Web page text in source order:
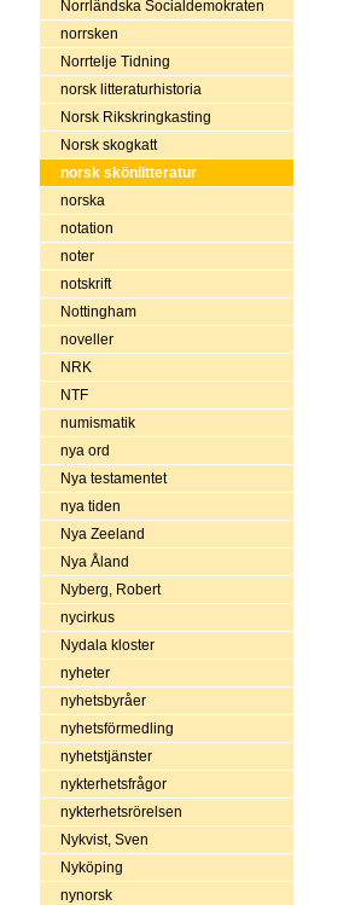
Norrländska Socialdemokraten
norrsken
Norrtelje Tidning
norsk litteraturhistoria
Norsk Rikskringkasting
Norsk skogkatt
norsk skönlitteratur
norska
notation
noter
notskrift
Nottingham
noveller
NRK
NTF
numismatik
nya ord
Nya testamentet
nya tiden
Nya Zeeland
Nya Åland
Nyberg, Robert
nycirkus
Nydala kloster
nyheter
nyhetsbyråer
nyhetsförmedling
nyhetstjänster
nykterhetsfrågor
nykterhetsrörelsen
Nykvist, Sven
Nyköping
nynorsk